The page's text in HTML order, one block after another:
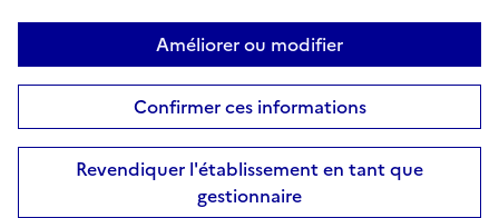
Améliorer ou modifier
Confirmer ces informations
Revendiquer l'établissement en tant que
gestionnaire